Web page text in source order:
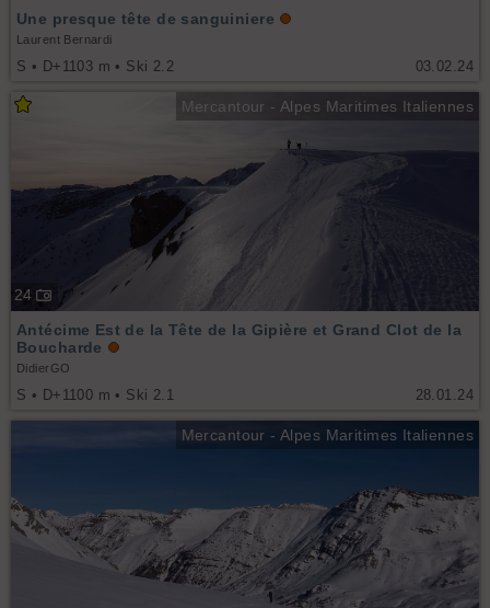
03.02.24
Une presque tête de sanguiniere
Laurent Bernardi
S • D+1103 m • Ski 2.2
Mercantour - Alpes Maritimes Italiennes
24
28.01.24
Antécime Est de la Tête de la Gipière et Grand Clot de la
Boucharde
DidierGO
S • D+1100 m • Ski 2.1
Mercantour - Alpes Maritimes Italiennes